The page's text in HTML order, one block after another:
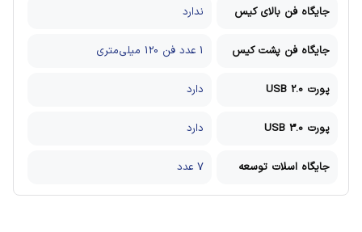
جایگاه فن بالای کیس ندارد
جایگاه فن پشت کیس 1 عدد فن 120 میلی‌متری
پورت USB 2.0 دارد
پورت USB 3.0 دارد
جایگاه اسلات توسعه 7 عدد